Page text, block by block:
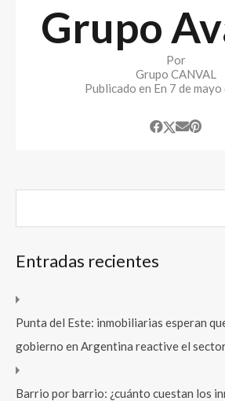
Grupo
Por
Grupo CANVAL
Publicado en En 7 de
Entradas recientes
Punta del Este: inmobiliarias esperan
gobierno en Argentina reactive el
Barrio por barrio: ¿cuánto cuestan los